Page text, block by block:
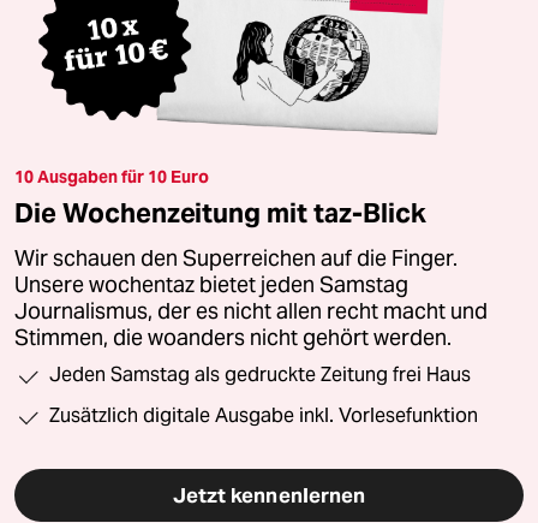
10 Ausgaben für 10 Euro
Die Wochenzeitung mit taz-Blick
Wir schauen den Superreichen auf die Finger.
Unsere wochentaz bietet jeden Samstag
Journalismus, der es nicht allen recht macht und
Stimmen, die woanders nicht gehört werden.
Jeden Samstag als gedruckte Zeitung frei Haus
Zusätzlich digitale Ausgabe inkl. Vorlesefunktion
Jetzt kennenlernen